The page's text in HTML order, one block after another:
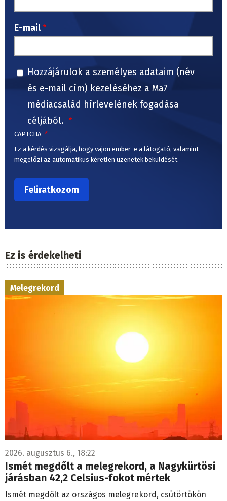
E-mail
Hozzájárulok a személyes adataim (név
és e-mail cím) kezeléséhez a Ma7
médiacsalád hírlevelének fogadása
céljából.
CAPTCHA
Ez a kérdés vizsgálja, hogy vajon ember-e a látogató, valamint
megelőzi az automatikus kéretlen üzenetek beküldését.
Ez is érdekelheti
Melegrekord
2026. augusztus 6., 18:22
Ismét megdőlt a melegrekord, a Nagykürtösi
járásban 42,2 Celsius-fokot mértek
Ismét megdőlt az országos melegrekord, csütörtökön